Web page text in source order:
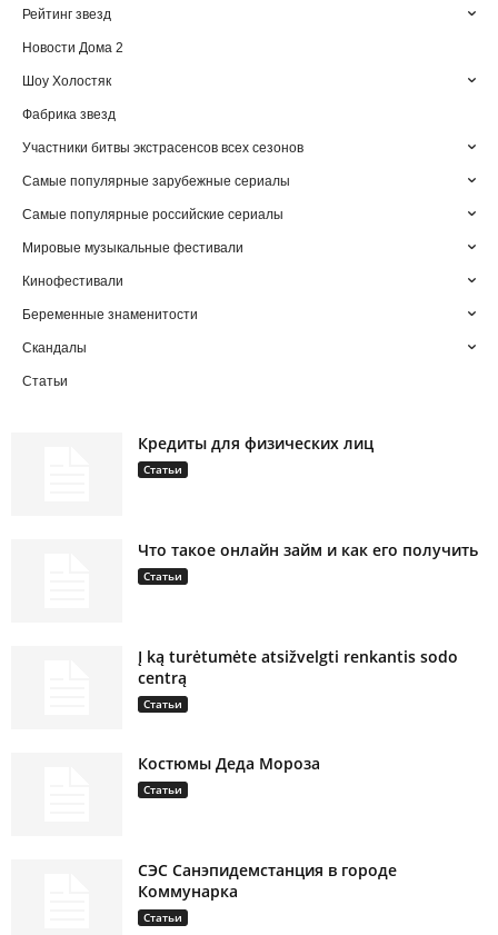
Рейтинг звезд
Новости Дома 2
Шоу Холостяк
Фабрика звезд
Участники битвы экстрасенсов всех сезонов
Самые популярные зарубежные сериалы
Самые популярные российские сериалы
Мировые музыкальные фестивали
Кинофестивали
Беременные знаменитости
Скандалы
Статьи
Кредиты для физических лиц
Статьи
Что такое онлайн займ и как его получить
Статьи
Į ką turėtumėte atsižvelgti renkantis sodo
centrą
Статьи
Костюмы Деда Мороза
Статьи
СЭС Санэпидемстанция в городе
Коммунарка
Статьи